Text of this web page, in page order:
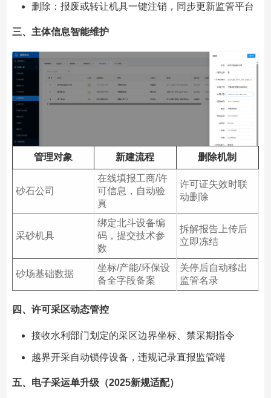
删除：报废或转让机具一键注销，同步更新监管平台
三、 主体信息智能维护
管理对象 新建流程 删除机制
砂石公司
在线填报工商/许
可信息，自动验
真
许可证失效时联
动删除
采砂机具
绑定北斗设备编
码，提交技术参
数
拆解报告上传后
立即冻结
砂场基础数据
坐标/产能/环保设
备全字段备案
关停后自动移出
监管名录
四、 许可采区动态管控
接收水利部门划定的采区边界坐标、禁采期指令
越界开采自动锁停设备，违规记录直报监管端
五、 电子采运单升级（2025新规适配）